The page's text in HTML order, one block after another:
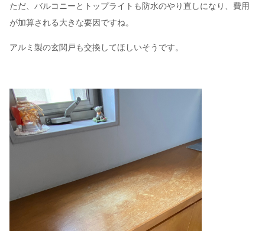
ただ、バルコニーとトップライトも防水のやり直しになり、費用
が加算される大きな要因ですね。
アルミ製の玄関戸も交換してほしいそうです。